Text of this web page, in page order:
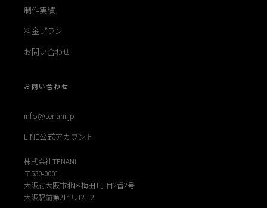
制作実績
料金プラン
お問い合わせ
お問い合わせ
info@tenani.jp
LINE公式アカウント
株式会社TENANi
〒530-0001
大阪府大阪市北区梅田1丁目2番2号
大阪駅前第2ビル12-12